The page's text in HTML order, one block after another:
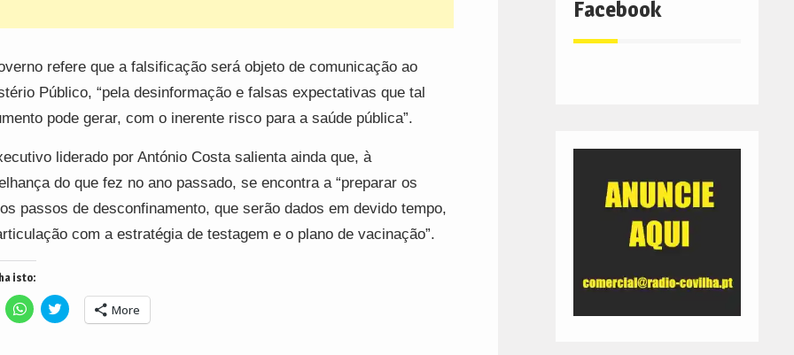
refere que a falsificação será objeto de comunicação ao
Público, “pela desinformação e falsas expectativas que tal
pode gerar, com o inerente risco para a saúde pública”.
liderado por António Costa salienta ainda que, à
do que fez no ano passado, se encontra a “preparar os
passos de desconfinamento, que serão dados em devido tempo,
com a estratégia de testagem e o plano de vacinação”.
isto:
Click
to
Click
to
share
More
Facebook